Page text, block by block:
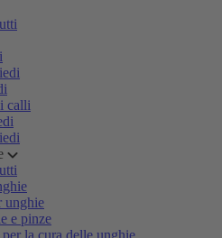
calli
unghie
e pinze
la cura delle unghie